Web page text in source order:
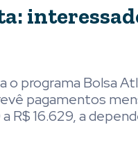
o programa Bolsa
pagamentos
a R$ 16.629, a